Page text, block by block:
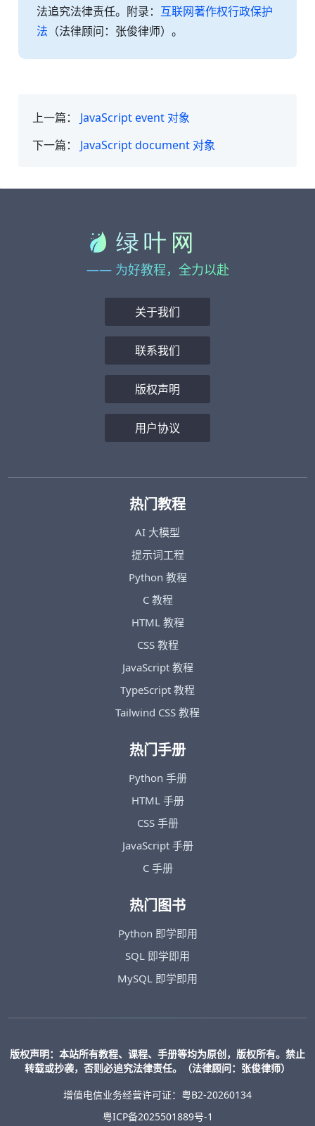
法追究法律责任。附录： 互联网著作权行政保护
法 （法律顾问：张俊律师）。
上一篇： JavaScript event 对象
下一篇： JavaScript document 对象
—— 为好教程，全力以赴
关于我们
联系我们
版权声明
用户协议
热门教程
AI 大模型
提示词工程
Python 教程
C 教程
HTML 教程
CSS 教程
JavaScript 教程
TypeScript 教程
Tailwind CSS 教程
热门手册
Python 手册
HTML 手册
CSS 手册
JavaScript 手册
C 手册
热门图书
Python 即学即用
SQL 即学即用
MySQL 即学即用
版权声明：本站所有教程、课程、手册等均为原创，版权所有。禁止
转载或抄袭，否则必追究法律责任。（法律顾问：张俊律师）
增值电信业务经营许可证：粤B2-20260134
粤ICP备2025501889号-1